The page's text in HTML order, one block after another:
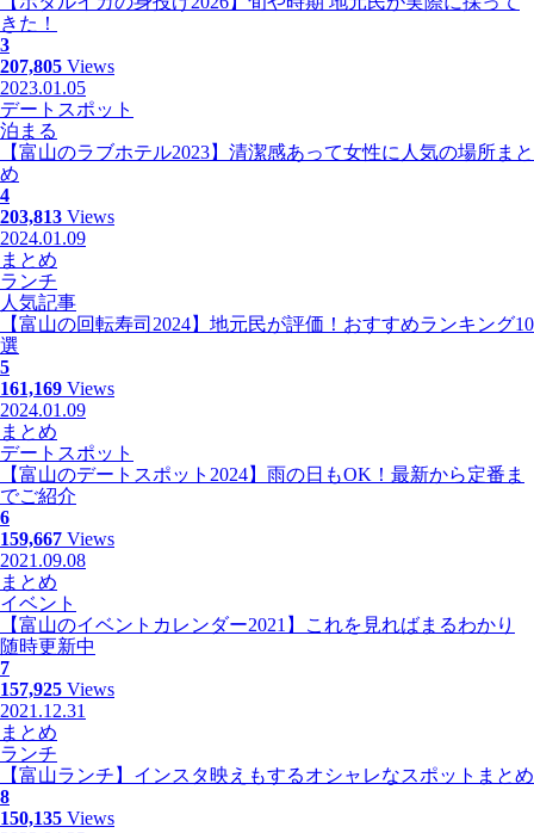
きた！
3
207,805 Views
2023.01.05
デートスポット
泊まる
【富山のラブホテル2023】清潔感あって女性に人気の場所まと
め
4
203,813 Views
2024.01.09
まとめ
ランチ
人気記事
【富山の回転寿司2024】地元民が評価！おすすめランキング10
選
5
161,169 Views
2024.01.09
まとめ
デートスポット
【富山のデートスポット2024】雨の日もOK！最新から定番ま
でご紹介
6
159,667 Views
2021.09.08
まとめ
イベント
【富山のイベントカレンダー2021】これを見ればまるわかり
随時更新中
7
157,925 Views
2021.12.31
まとめ
ランチ
【富山ランチ】インスタ映えもするオシャレなスポットまとめ
8
150,135 Views